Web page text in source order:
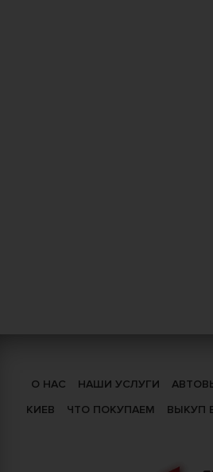
О НАС НАШИ УСЛУГИ
КИЕВ
ЧТО ПОКУПАЕМ ВЫКУП